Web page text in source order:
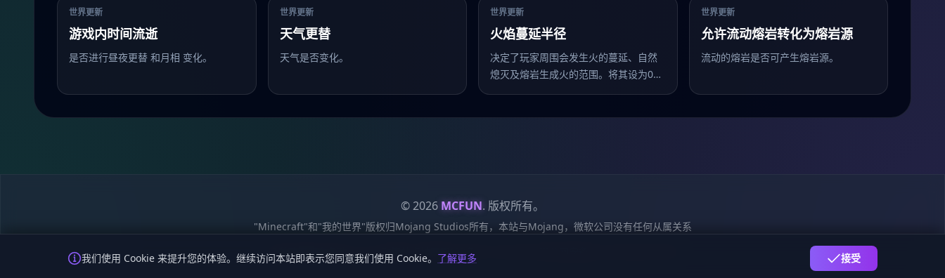
世界更新
游戏内时间流逝
是否进行昼夜更替 和月相 变化。
世界更新
天气更替
天气是否变化。
世界更新
火焰蔓延半径
决定了玩家周围会发生火的蔓延、自然
熄灭及熔岩生成火的范围。将其设为0将
禁用火的更新，设为-1则即使火在附近
世界更新
允许流动熔岩转化为熔岩源
流动的熔岩是否可产生熔岩源。
© 2026 MCFUN. 版权所有。
"Minecraft"和"我的世界"版权归Mojang Studios所有，本站与Mojang，微软公司没有任何从属关系
隐私政策服务条款Cookie 政策站点地图鄂ICP备19018284号-6
我们使用 Cookie 来提升您的体验。继续访问本站即表示您同意我们使用 Cookie。 了解更多 接受